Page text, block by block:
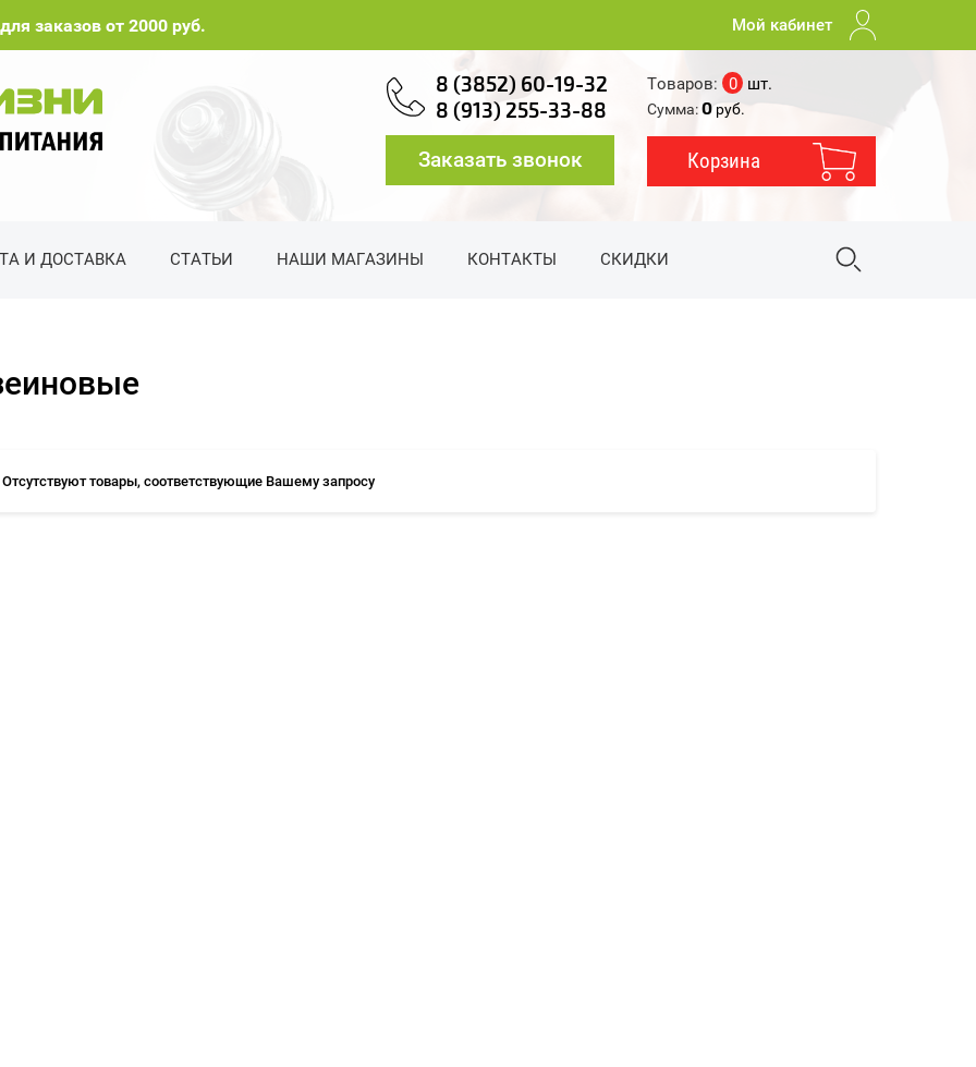
заказов от 2000 руб. Мой кабинет
8 (3852) 60-19-32
8 (913) 255-33-88
Заказать звонок
Товаров: 0 шт.
Сумма:0руб.
Корзина
И ДОСТАВКА СТАТЬИ НАШИ МАГАЗИНЫ КОНТАКТЫ СКИДКИ
Отсутствуют товары, соответствующие Вашему запросу